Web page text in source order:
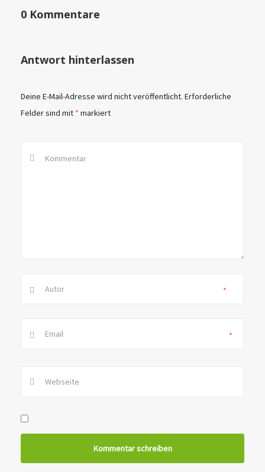
0 Kommentare
Antwort hinterlassen
Deine E-Mail-Adresse wird nicht veröffentlicht. Erforderliche
Felder sind mit * markiert
*
*